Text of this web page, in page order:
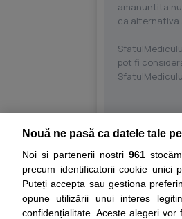
amanuntita
ca alternativa
pot fi
Resurse:
Opiniile avizate
nici diagnosticul
ii punem la
Nouă ne pasă ca datele tale
Noi și partenerii noștri 961stocăm
precum identificatorii cookie unici
Puteți accepta sau gestiona
opune utilizării unui interes
confidențialitate. Aceste alegeri